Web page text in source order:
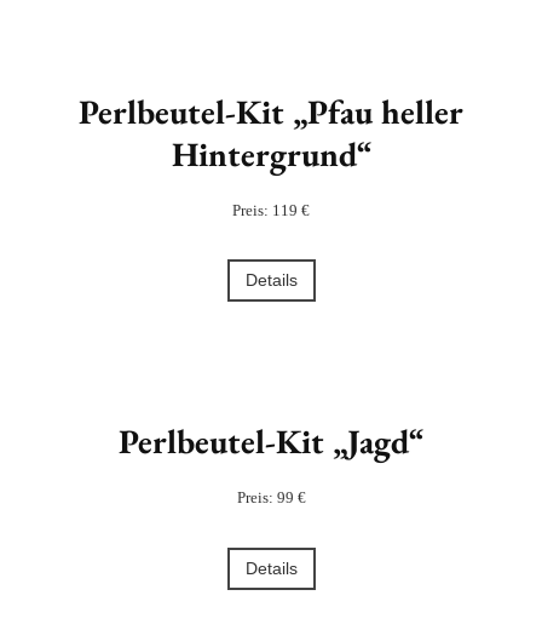
Perlbeutel-Kit „Pfau heller
Hintergrund“
Preis: 119 €
Details
Perlbeutel-Kit „Jagd“
Preis: 99 €
Details